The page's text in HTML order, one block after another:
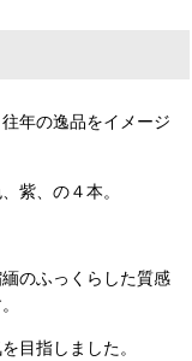
年の逸品をイメージ
紫、の４本。
のふっくらした質感
目指しました。